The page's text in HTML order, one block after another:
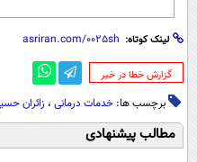
لینک کوتاه:
‌گزارش خطا در خبر
برچسب ها: خدمات درمانی ، زائران
مطالب پیشنهادی